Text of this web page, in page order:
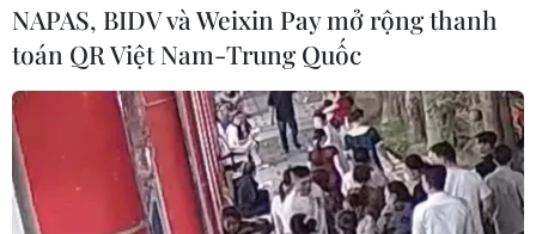
Áp thấp nhiệt đới mạnh lên thành
bão số 3, vùng ven biển không bị ảnh
hưởng
05/08/2026 01:41
NAPAS, BIDV và Weixin Pay mở rộng thanh
toán QR Việt Nam-Trung Quốc